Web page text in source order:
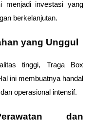
menjadi investasi yang
berkelanjutan.
yang Unggul
tinggi, Traga Box
ini membuatnya handal
operasional intensif.
dan